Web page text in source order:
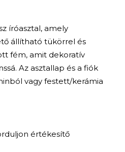
íróasztal, amely
állítható tükörrel és
fém, amit dekoratív
Az asztallap és a fiók
vagy festett/kerámia
értékesítő